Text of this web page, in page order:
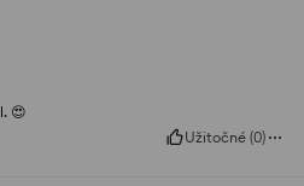
😍
Užitočné (0)